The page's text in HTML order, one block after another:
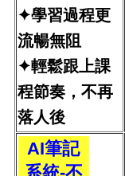
✦學習過程更
流暢無阻
✦輕鬆跟上課
程節奏，不再
落人後
AI筆記